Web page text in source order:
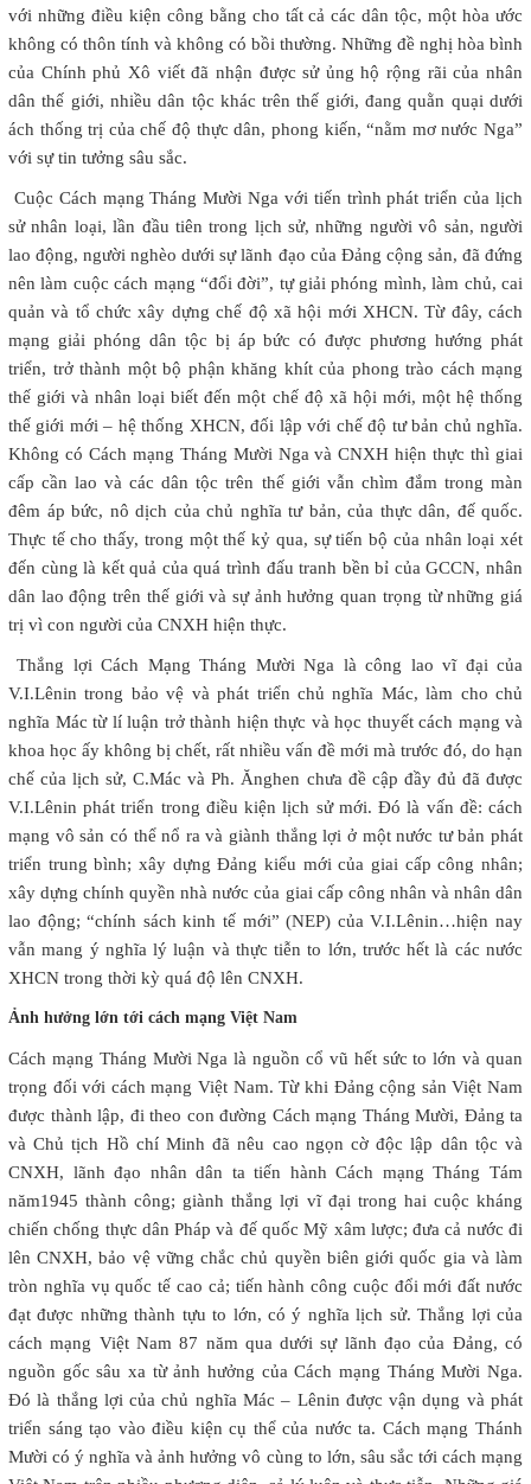
với những điều kiện công bằng cho tất cả các dân tộc, một hòa ước
không có thôn tính và không có bồi thường. Những đề nghị hòa bình
của Chính phủ Xô viết đã nhận được sử ủng hộ rộng rãi của nhân
dân thế giới, nhiều dân tộc khác trên thế giới, đang quằn quại dưới
ách thống trị của chế độ thực dân, phong kiến, “nằm mơ nước Nga”
với sự tin tưởng sâu sắc.
Cuộc Cách mạng Tháng Mười Nga với tiến trình phát triển của lịch
sử nhân loại, lần đầu tiên trong lịch sử, những người vô sản, người
lao động, người nghèo dưới sự lãnh đạo của Đảng cộng sản, đã đứng
nên làm cuộc cách mạng “đổi đời”, tự giải phóng mình, làm chủ, cai
quản và tổ chức xây dựng chế độ xã hội mới XHCN. Từ đây, cách
mạng giải phóng dân tộc bị áp bức có được phương hướng phát
triển, trở thành một bộ phận khăng khít của phong trào cách mạng
thế giới và nhân loại biết đến một chế độ xã hội mới, một hệ thống
thế giới mới – hệ thống XHCN, đối lập với chế độ tư bản chủ nghĩa.
Không có Cách mạng Tháng Mười Nga và CNXH hiện thực thì giai
cấp cần lao và các dân tộc trên thế giới vẫn chìm đắm trong màn
đêm áp bức, nô dịch của chủ nghĩa tư bản, của thực dân, đế quốc.
Thực tế cho thấy, trong một thế kỷ qua, sự tiến bộ của nhân loại xét
đến cùng là kết quả của quá trình đấu tranh bền bỉ của GCCN, nhân
dân lao động trên thế giới và sự ảnh hưởng quan trọng từ những giá
trị vì con người của CNXH hiện thực.
Thắng lợi Cách Mạng Tháng Mười Nga là công lao vĩ đại của
V.I.Lênin trong bảo vệ và phát triển chủ nghĩa Mác, làm cho chủ
nghĩa Mác từ lí luận trở thành hiện thực và học thuyết cách mạng và
khoa học ấy không bị chết, rất nhiều vấn đề mới mà trước đó, do hạn
chế của lịch sử, C.Mác và Ph. Ănghen chưa đề cập đầy đủ đã được
V.I.Lênin phát triển trong điều kiện lịch sử mới. Đó là vấn đề: cách
mạng vô sản có thể nổ ra và giành thắng lợi ở một nước tư bản phát
triển trung bình; xây dựng Đảng kiểu mới của giai cấp công nhân;
xây dựng chính quyền nhà nước của giai cấp công nhân và nhân dân
lao động; “chính sách kinh tế mới” (NEP) của V.I.Lênin…hiện nay
vẫn mang ý nghĩa lý luận và thực tiễn to lớn, trước hết là các nước
XHCN trong thời kỳ quá độ lên CNXH.
Ảnh hưởng lớn tới cách mạng Việt Nam
Cách mạng Tháng Mười Nga là nguồn cổ vũ hết sức to lớn và quan
trọng đối với cách mạng Việt Nam. Từ khi Đảng cộng sản Việt Nam
được thành lập, đi theo con đường Cách mạng Tháng Mười, Đảng ta
và Chủ tịch Hồ chí Minh đã nêu cao ngọn cờ độc lập dân tộc và
CNXH, lãnh đạo nhân dân ta tiến hành Cách mạng Tháng Tám
năm1945 thành công; giành thắng lợi vĩ đại trong hai cuộc kháng
chiến chống thực dân Pháp và đế quốc Mỹ xâm lược; đưa cả nước đi
lên CNXH, bảo vệ vững chắc chủ quyền biên giới quốc gia và làm
tròn nghĩa vụ quốc tế cao cả; tiến hành công cuộc đổi mới đất nước
đạt được những thành tựu to lớn, có ý nghĩa lịch sử. Thắng lợi của
cách mạng Việt Nam87 năm qua dưới sự lãnh đạo của Đảng, có
nguồn gốc sâu xa từ ảnh hưởng của Cách mạng Tháng Mười Nga.
Đó là thắng lợi của chủ nghĩa Mác – Lênin được vận dụng và phát
triển sáng tạo vào điều kiện cụ thể của nước ta. Cách mạng Thánh
Mười có ý nghĩa và ảnh hưởng vô cùng to lớn, sâu sắc tới cách mạng